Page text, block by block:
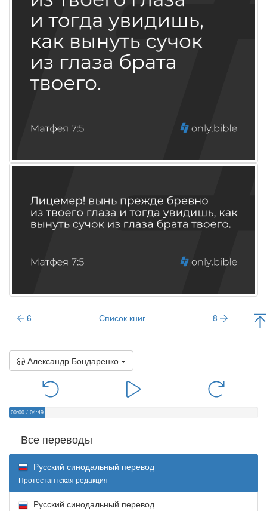
6 Список книг 8
Александр Бондаренко
00:00 / 04:49
Все переводы
Русский синодальный перевод
Протестантская редакция
Русский синодальный перевод